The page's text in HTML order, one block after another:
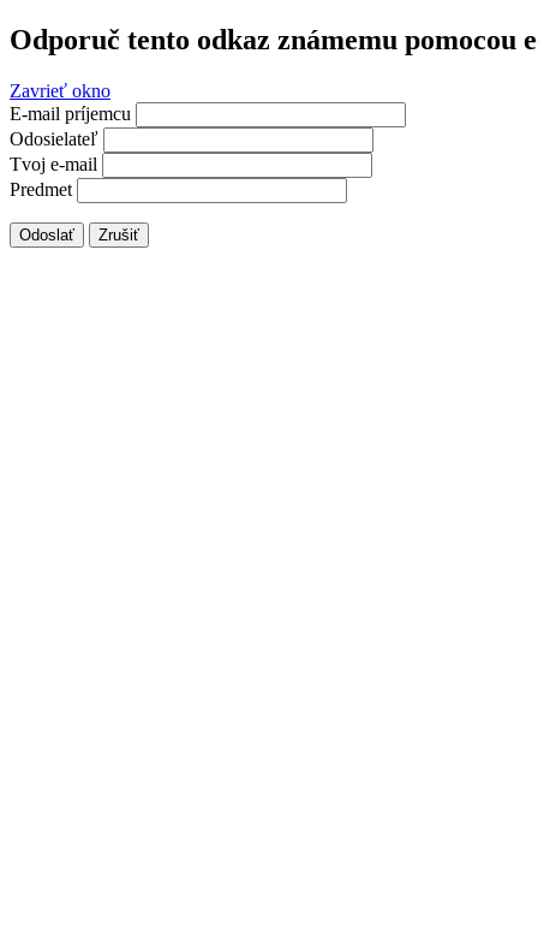
Odporuč tento odkaz známemu pomocou
Zavrieť okno
E-mail príjemcu
Odosielateľ
Tvoj e-mail
Predmet
Odoslať Zrušiť